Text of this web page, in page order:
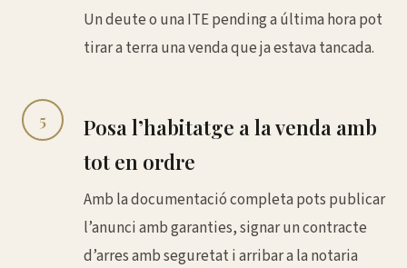
Un deute o una ITE pending a última hora pot
tirar a terra una venda que ja estava tancada.
5
Posa l’habitatge a la venda amb
tot en ordre
Amb la documentació completa pots publicar
l’anunci amb garanties, signar un contracte
d’arres amb seguretat i arribar a la notaria